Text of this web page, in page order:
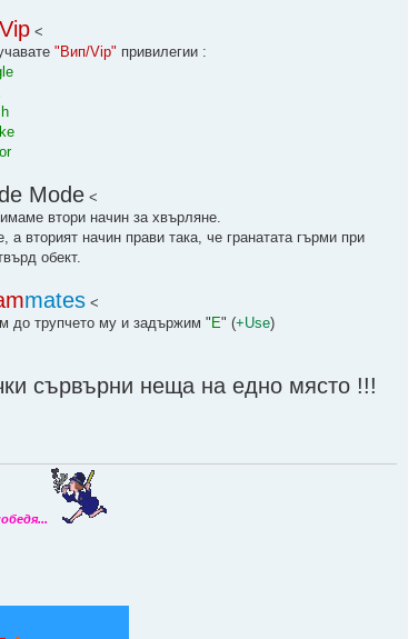
<
"Вип/Vip" привилегии :
Mode<
втори начин за хвърляне.
а вторият начин прави така, че гранатата гърми при
обект.
mates <
до трупчето му и задържим " Е" (+Use)
сървърни неща на едно място !!!